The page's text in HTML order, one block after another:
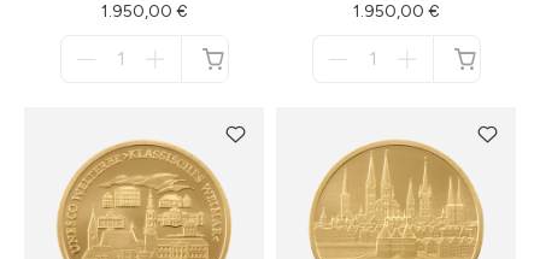
1.950,00 €
1.950,00 €